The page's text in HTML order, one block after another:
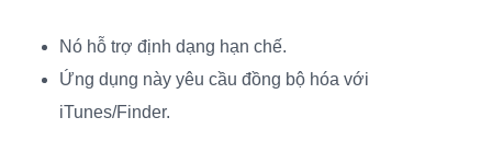
Nó hỗ trợ định dạng hạn chế.
Ứng dụng này yêu cầu đồng bộ hóa với
iTunes/Finder.